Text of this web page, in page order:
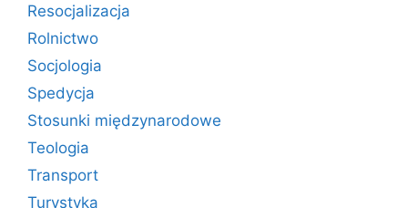
Resocjalizacja
Rolnictwo
Socjologia
Spedycja
Stosunki międzynarodowe
Teologia
Transport
Turystyka